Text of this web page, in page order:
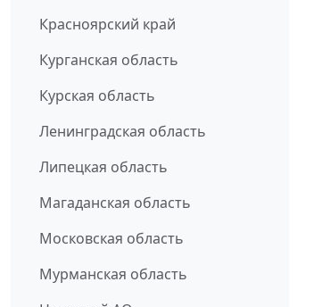
Красноярский край
Курганская область
Курская область
Ленинградская область
Липецкая область
Магаданская область
Московская область
Мурманская область